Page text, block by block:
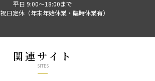
平日 9:00～18:00まで
日定休（年末年始休業・臨時休業有）
関連サイト
SITES